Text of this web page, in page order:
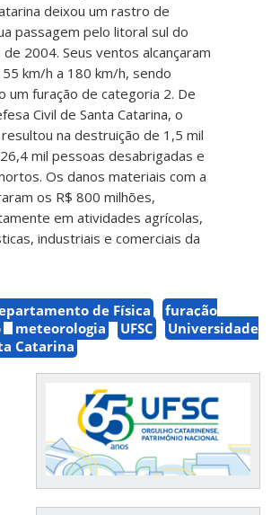
deixou um rastro de
passagem pelo litoral sul do
2004. Seus ventos alcançaram
km/h a 180 km/h, sendo
um furação de categoria 2. De
Civil de Santa Catarina, o
na destruição de 1,5 mil
mil pessoas desabrigadas e
Os danos materiais com a
os R$ 800 milhões,
em atividades agrícolas,
industriais e comerciais da
de Física
furação
meteorologia UFSC
Universidade
Catarina